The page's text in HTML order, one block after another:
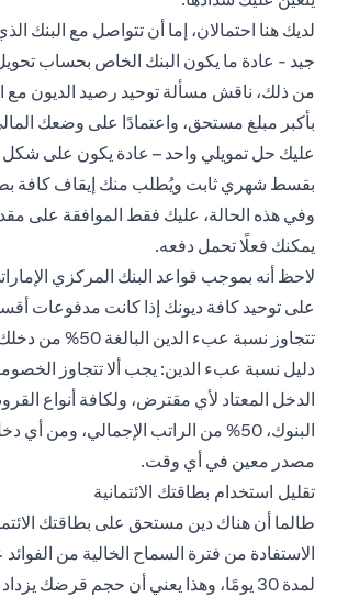
لديك هنا احتمالان، إما أن تتواصل مع البنك
جيد - عادة ما يكون البنك الخاص بحساب تحويل
من ذلك، ناقش مسألة توحيد رصيد الديون مع
بأكبر مبلغ مستحق، واعتمادًا على وضعك
عليك حل تمويلي واحد – عادة يكون على
بقسط شهري ثابت ويُطلب منك إيقاف كافة
وفي هذه الحالة، عليك فقط الموافقة على
يمكنك فعلًا تحمل دفعه.
لاحظ أنه بموجب قواعد البنك المركزي
على توحيد كافة ديونك إذا كانت مدفوعات
تتجاوز نسبة عبء الدين البالغة 50% من دخلك.
دليل نسبة عبء الدين: يجب ألا تتجاوز
الدخل المعتاد لأي مقترض، ولكافة أنواع
البنوك، 50% من الراتب الإجمالي، ومن
مصدر معين في أي وقت.
تقليل استخدام بطاقتك الائتمانية
طالما أن هناك دين مستحق على بطاقتك
الاستفادة من فترة السماح الخالية من
لمدة 30 يومًا، وهذا يعني أن حجم قرضك